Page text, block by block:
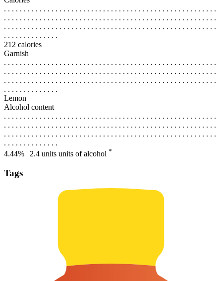
. . . . . . . . . . . . . . . . . . . . . . . . . . . . . . . . . . . . . . . . . . . . . . . . . . . . . .
. . . . . . . . . . . . . . . . . . . . . . . . . . . . . . . . . . . . . . . . . . . . . . . . . . . . . .
. . . . . . . . . . . . . . . . . . . . . . . . . . . . . . . . . . . . . . . . . . . . . . . . . . . . . .
. . . . . . . . . . . . . .
212 calories
Garnish
. . . . . . . . . . . . . . . . . . . . . . . . . . . . . . . . . . . . . . . . . . . . . . . . . . . . . .
. . . . . . . . . . . . . . . . . . . . . . . . . . . . . . . . . . . . . . . . . . . . . . . . . . . . . .
. . . . . . . . . . . . . . . . . . . . . . . . . . . . . . . . . . . . . . . . . . . . . . . . . . . . . .
. . . . . . . . . . . . . .
Lemon
Alcohol content
. . . . . . . . . . . . . . . . . . . . . . . . . . . . . . . . . . . . . . . . . . . . . . . . . . . . . .
. . . . . . . . . . . . . . . . . . . . . . . . . . . . . . . . . . . . . . . . . . . . . . . . . . . . . .
. . . . . . . . . . . . . . . . . . . . . . . . . . . . . . . . . . . . . . . . . . . . . . . . . . . . . .
. . . . . . . . . . . . . .
4.44% | 2.4 units units of alcohol *
Tags